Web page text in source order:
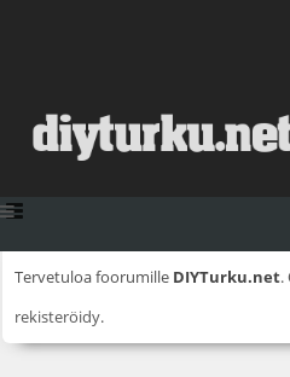
Tervetuloa foorumille DIYTurku.net.
rekisteröidy.